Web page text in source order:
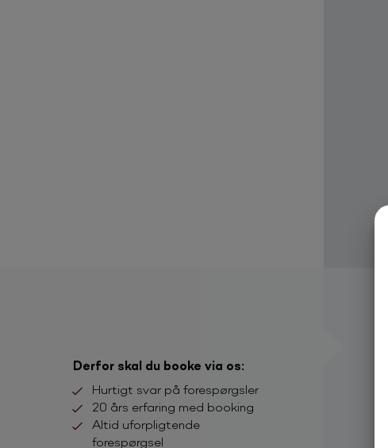
Derfor skal du booke via os:
Hurtigt svar på forespørgsler
20 års erfaring med booking
Altid uforpligtende
forespørgsel